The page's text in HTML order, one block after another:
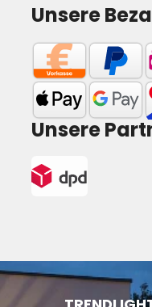
Unsere
Unsere